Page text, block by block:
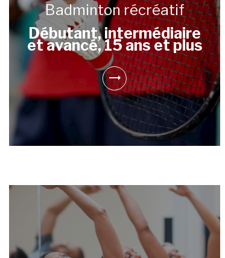
Badminton récréatif
Débutant, intermédiaire
et avancé, 15 ans et plus